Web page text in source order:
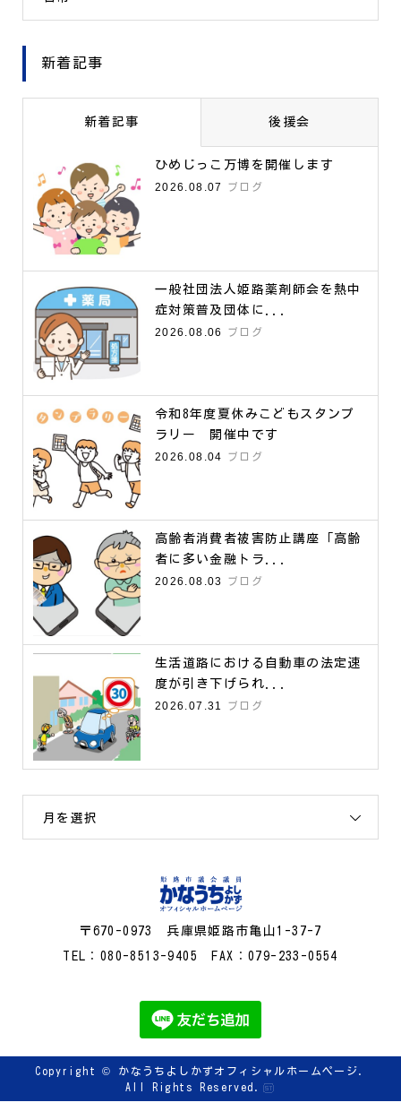
新着記事
新着記事 後援会
ひめじっこ万博を開催します
2026.08.07
ブログ
一般社団法人姫路薬剤師会を熱中
症対策普及団体に...
2026.08.06
ブログ
令和8年度夏休みこどもスタンプ
ラリー 開催中です
2026.08.04
ブログ
高齢者消費者被害防止講座「高齢
者に多い金融トラ...
2026.08.03
ブログ
生活道路における自動車の法定速
度が引き下げられ...
2026.07.31
ブログ
月を選択
〒670-0973 兵庫県姫路市亀山1-37-7
TEL：080-8513-9405 FAX：079-233-0554
Copyright ©
かなうちよしかずオフィシャルホームページ.
All Rights Reserved.